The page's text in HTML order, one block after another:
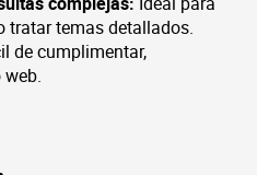
tratar temas detallados.
de cumplimentar,